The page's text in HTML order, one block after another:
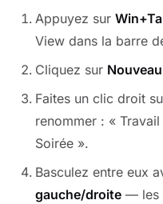
Appuyez sur
View dans la barre
Cliquez sur
Faites un clic droit
renommer : «
Soirée ».
Basculez entre eux
gauche/droite — les